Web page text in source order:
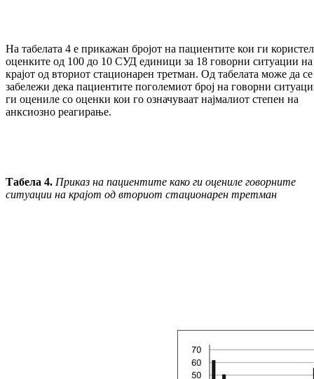
На табелата 4 е прикажан бројот на па­циен­ти­те кои ги
оценките од 100 до 10 СУД единици за 18 говорни ситуации на
кра­јот од вториот стационарен третман. Од та­белата може да се
забележи дека па­циен­ти­те поголемиот број на говорни
ги оцениле со оценки кои го означуваат нај­ма­лиот степен на
анксиозно реагирање.
Табела 4. Приказ на пациентите како ги оцениле говорните
ситуации на крајот од вториот стационарен третман